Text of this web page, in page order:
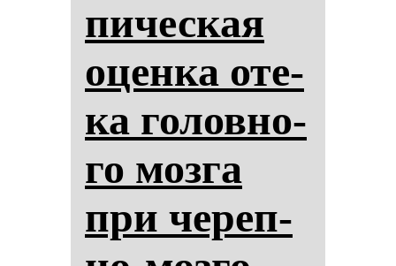
пи­чес­кая
оцен­ка оте­
ка го­лов­но­
го моз­га
при че­реп­